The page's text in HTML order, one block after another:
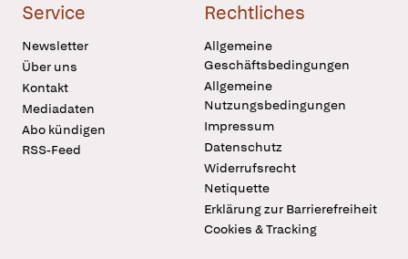
Service
Newsletter
Über uns
Kontakt
Mediadaten
Abo kündigen
RSS-Feed
Rechtliches
Allgemeine
Geschäftsbedingungen
Allgemeine
Nutzungsbedingungen
Impressum
Datenschutz
Widerrufsrecht
Netiquette
Erklärung zur Barrierefreiheit
Cookies & Tracking